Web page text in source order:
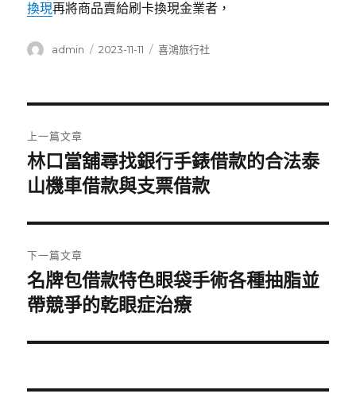
換現再將商品賣給刷卡換現金業者，
作
admin
發
2023-11-11
分
喜鴻旅行社
章
導
覽
上一篇文章
上
一
文
章:
林口當舖尋找銀行手錶借款的合法泰
山機車借款與支票借款
下一篇文章
下
一
文
名牌包借款特色眼袋手術各種抽脂並
帶競爭的乾眼症治療